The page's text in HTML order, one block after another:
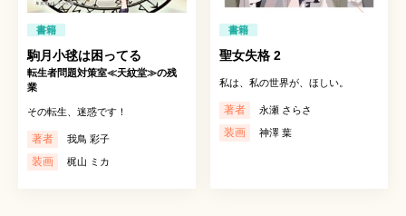
書籍
駒月小毬は困ってる
転生者問題対策室≪天紋堂≫の残
業
その転生、迷惑です！
著者 我鳥 彩子
装画 梶山 ミカ
書籍
聖女失格 2
私は、私の世界が、ほしい。
著者 永瀬 さらさ
装画 神澤 葉